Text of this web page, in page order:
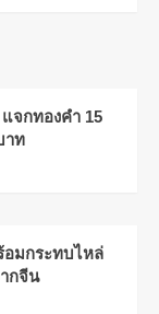
จกทองคำ 15
าท
อมกระทบไหล่
กจีน